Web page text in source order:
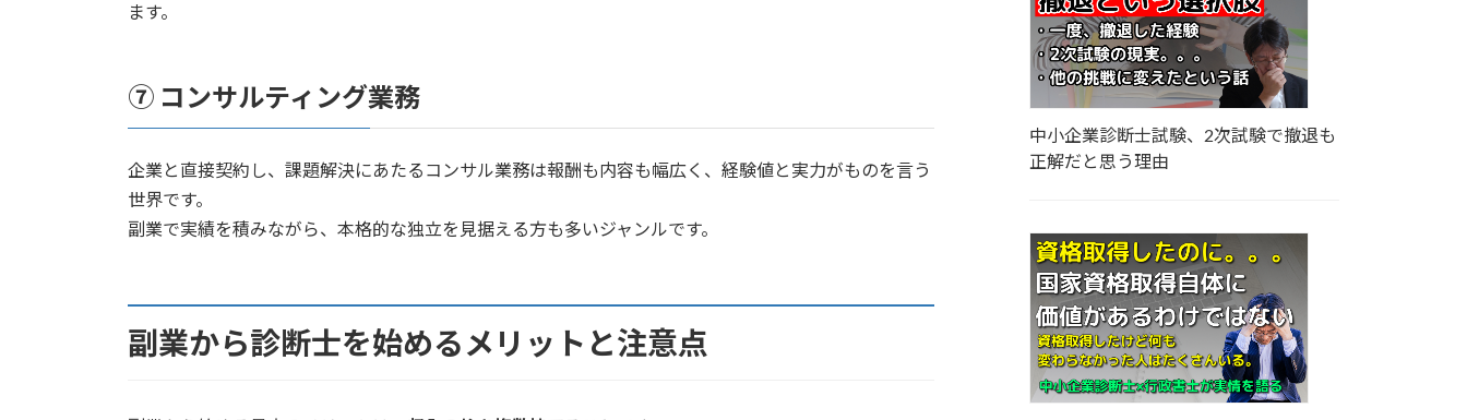
ます。
⑦ コンサルティング業務
企業と直接契約し、課題解決にあたるコンサル業務は報酬も内容も幅広く、経験値と実力がものを言う
世界です。
副業で実績を積みながら、本格的な独立を見据える方も多いジャンルです。
副業から診断士を始めるメリットと注意点
中小企業診断士試験、2次試験で撤退も
正解だと思う理由